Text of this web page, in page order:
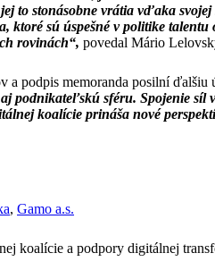
stonásobne vrátia vďaka
sú úspešné v politike
rovinách“, povedal Mário
podpis memoranda posilní ďalšiu
podnikateľskú sféru. Spojenie
koalície prináša nové
, Gamo a.s.
koalície a podpory digitálnej